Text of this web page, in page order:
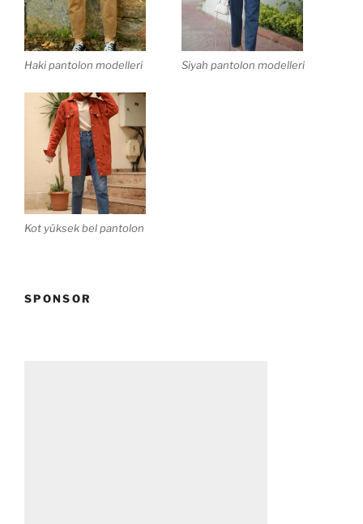
Haki pantolon modelleri Siyah pantolon modelleri
Kot yüksek bel pantolon
SPONSOR